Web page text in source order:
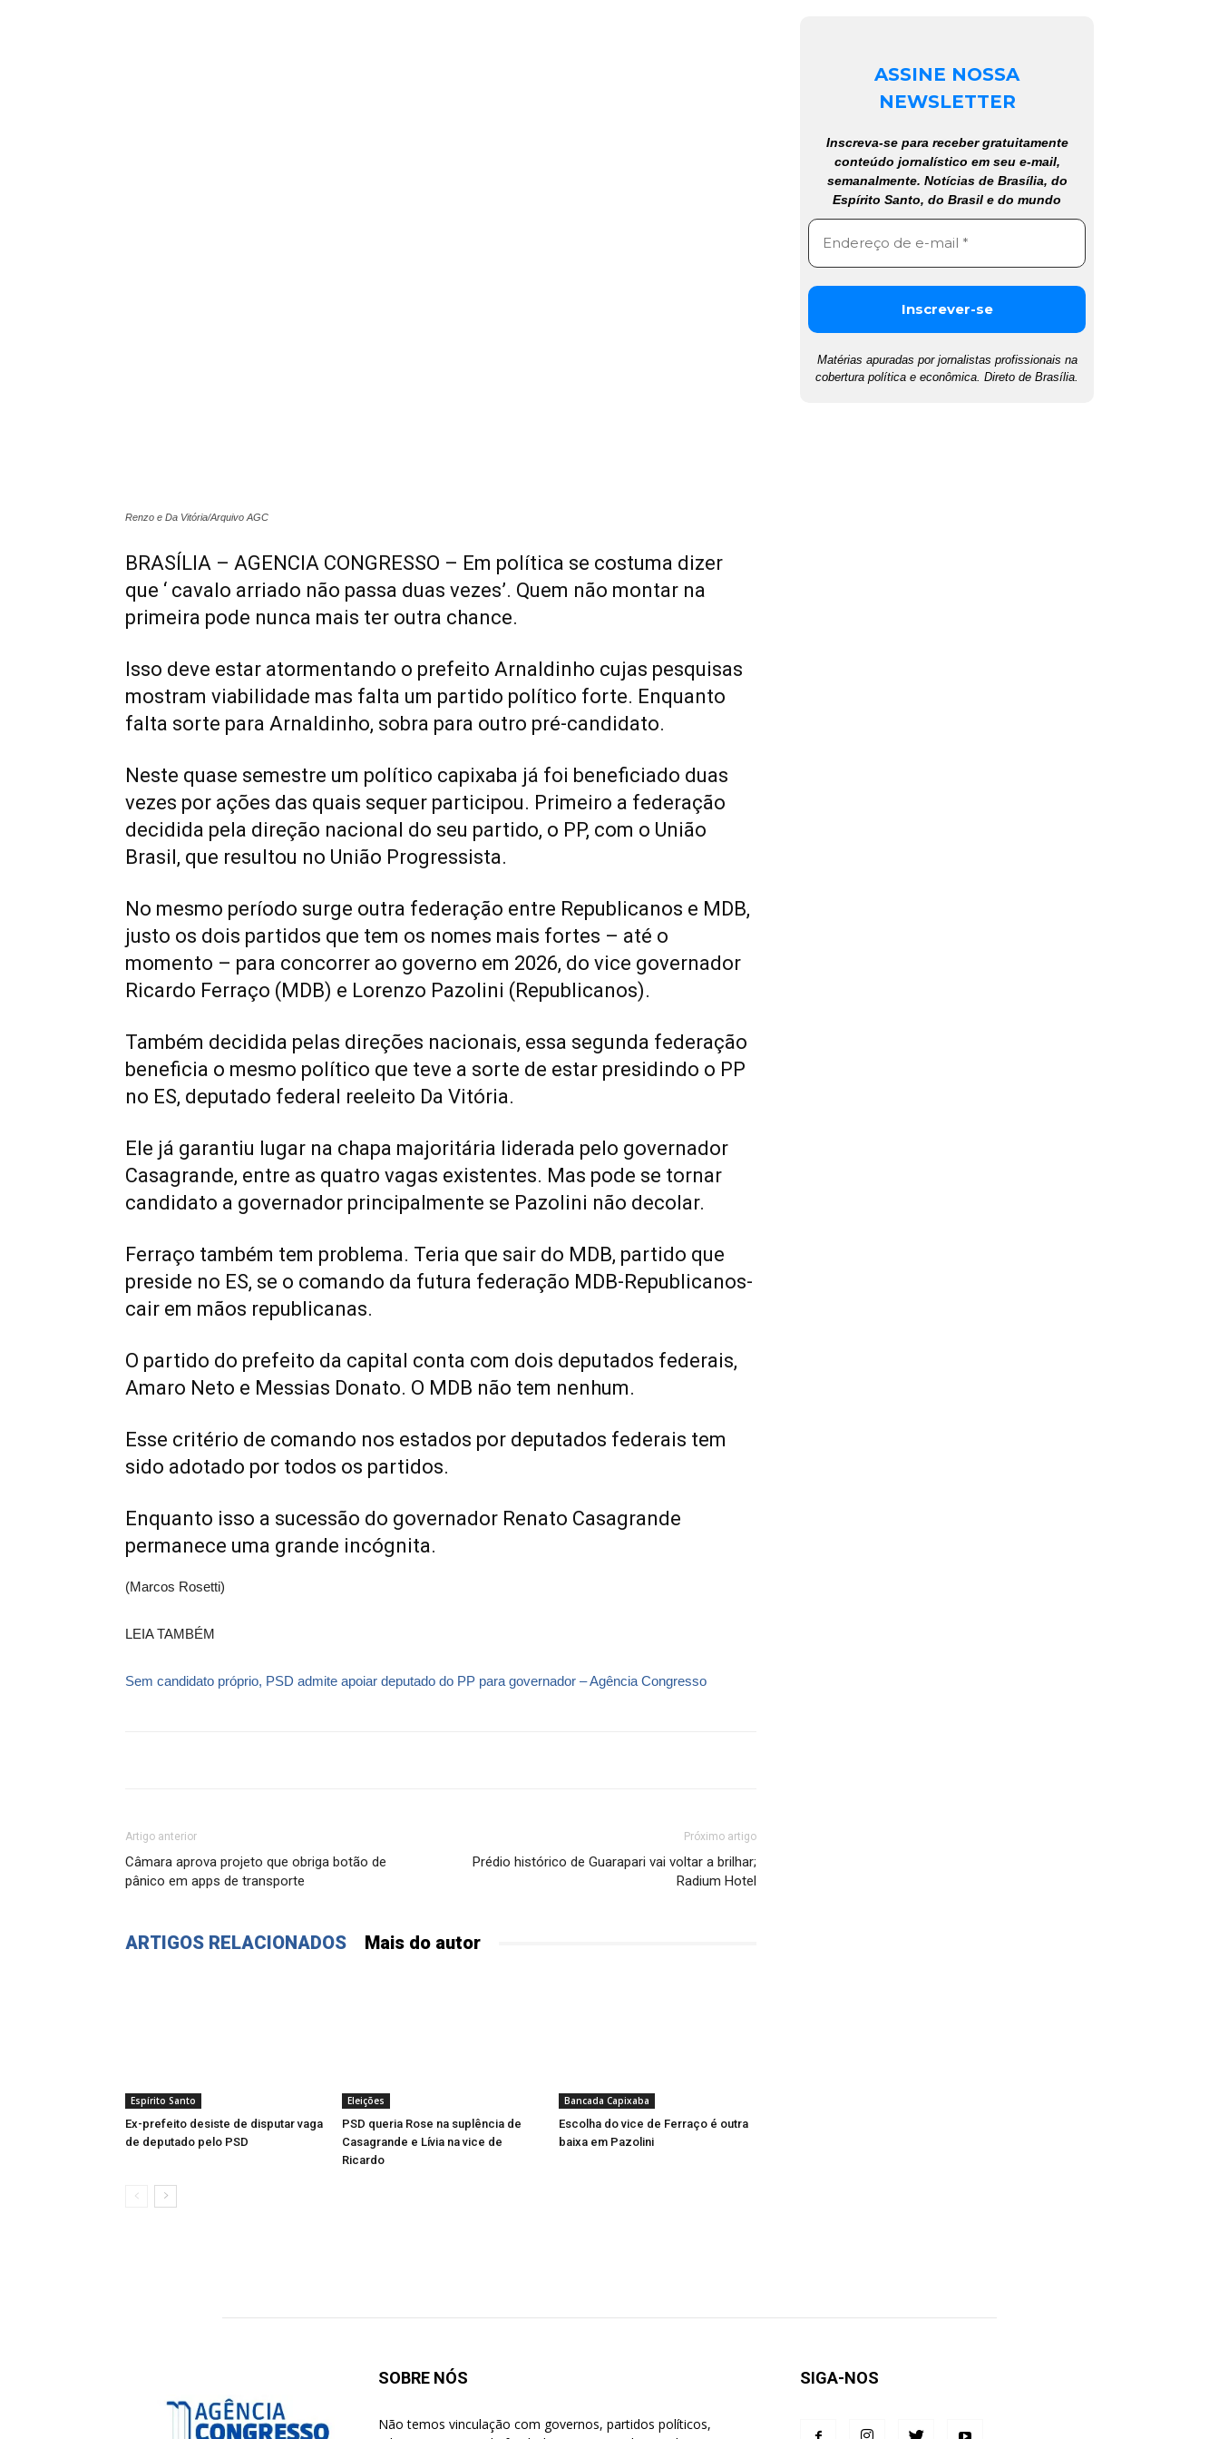
Renzo e Da Vitória/Arquivo AGC
BRASÍLIA – AGENCIA CONGRESSO – Em política se costuma dizer
que ‘ cavalo arriado não passa duas vezes’. Quem não montar na
primeira pode nunca mais ter outra chance.
Isso deve estar atormentando o prefeito Arnaldinho cujas pesquisas
mostram viabilidade mas falta um partido político forte. Enquanto
falta sorte para Arnaldinho, sobra para outro pré-candidato.
Neste quase semestre um político capixaba já foi beneficiado duas
vezes por ações das quais sequer participou. Primeiro a federação
decidida pela direção nacional do seu partido, o PP, com o União
Brasil, que resultou no União Progressista.
No mesmo período surge outra federação entre Republicanos e MDB,
justo os dois partidos que tem os nomes mais fortes – até o
momento – para concorrer ao governo em 2026, do vice governador
Ricardo Ferraço (MDB) e Lorenzo Pazolini (Republicanos).
Também decidida pelas direções nacionais, essa segunda federação
beneficia o mesmo político que teve a sorte de estar presidindo o PP
no ES, deputado federal reeleito Da Vitória.
Ele já garantiu lugar na chapa majoritária liderada pelo governador
Casagrande, entre as quatro vagas existentes. Mas pode se tornar
candidato a governador principalmente se Pazolini não decolar.
Ferraço também tem problema. Teria que sair do MDB, partido que
preside no ES, se o comando da futura federação MDB-Republicanos-
cair em mãos republicanas.
O partido do prefeito da capital conta com dois deputados federais,
Amaro Neto e Messias Donato. O MDB não tem nenhum.
Esse critério de comando nos estados por deputados federais tem
sido adotado por todos os partidos.
Enquanto isso a sucessão do governador Renato Casagrande
permanece uma grande incógnita.
(Marcos Rosetti)
LEIA TAMBÉM
Sem candidato próprio, PSD admite apoiar deputado do PP para governador – Agência Congresso
Artigo anterior
Câmara aprova projeto que obriga botão de
pânico em apps de transporte
Próximo artigo
Prédio histórico de Guarapari vai voltar a brilhar;
Radium Hotel
ARTIGOS RELACIONADOS Mais do autor
Espírito Santo
Ex-prefeito desiste de disputar vaga
de deputado pelo PSD
Eleições
PSD queria Rose na suplência de
Casagrande e Lívia na vice de
Ricardo
Bancada Capixaba
Escolha do vice de Ferraço é outra
baixa em Pazolini
ASSINE NOSSA
NEWSLETTER
Inscreva-se para receber gratuitamente
conteúdo jornalístico em seu e-mail,
semanalmente. Notícias de Brasília, do
Espírito Santo, do Brasil e do mundo
Matérias apuradas por jornalistas profissionais na
cobertura política e econômica. Direto de Brasília.
SOBRE NÓS
Não temos vinculação com governos, partidos políticos,
SIGA-NOS